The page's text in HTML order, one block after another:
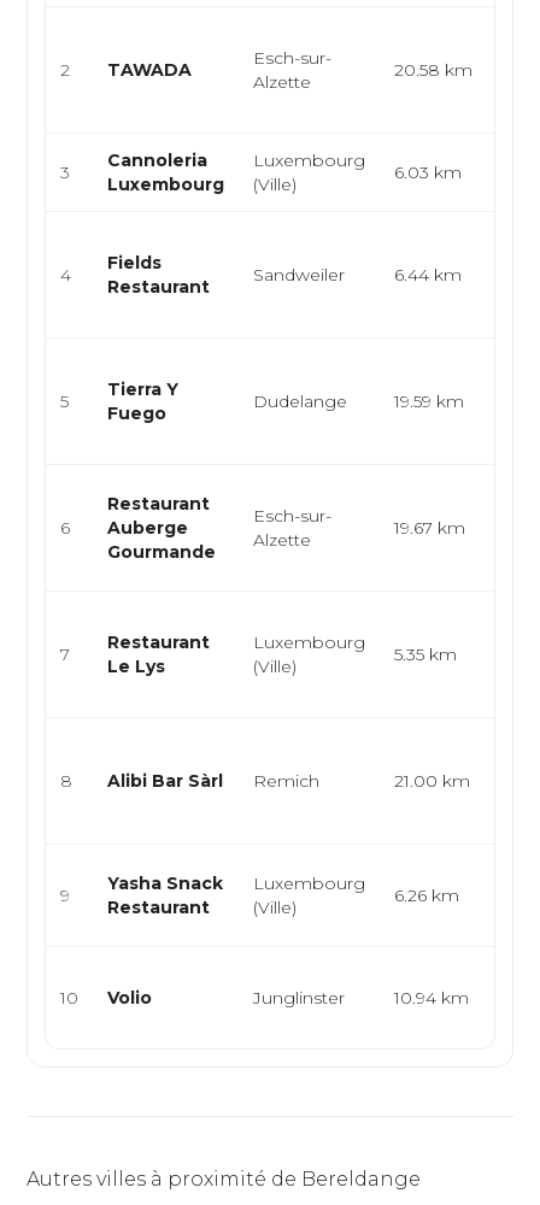
2 TAWADA
Esch-sur-
Alzette
20.58 km
3
Cannoleria
Luxembourg
Luxembourg
(Ville)
6.03 km
4
Fields
Restaurant
Sandweiler 6.44 km
5
Tierra Y
Fuego
Dudelange 19.59 km
6
Restaurant
Auberge
Gourmande
Esch-sur-
Alzette
19.67 km
7
Restaurant
Le Lys
Luxembourg
(Ville)
5.35 km
8 Alibi Bar Sàrl Remich 21.00 km
9
Yasha Snack
Restaurant
Luxembourg
(Ville)
6.26 km
10 Volio Junglinster 10.94 km
Autres villes à proximité de Bereldange